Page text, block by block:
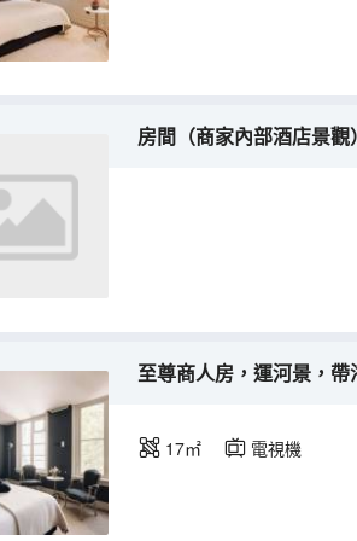
房間（商家內部酒店景觀
至尊商人房，運河景，帶
17㎡ 電視機